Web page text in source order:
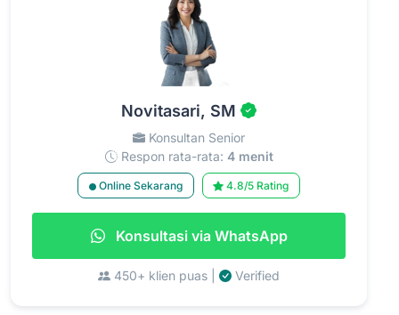
Novitasari, SM
Konsultan Senior
Respon rata-rata: 4 menit
Online Sekarang 4.8/5 Rating
Konsultasi via WhatsApp
450+ klien puas | Verified